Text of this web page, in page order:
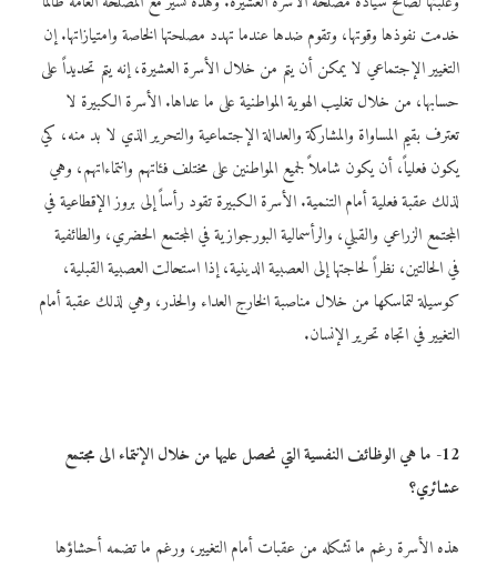
خدمت نفوذها وقوتها، وتقوم ضدها عندما تهدد مصلحتها الخاصة وامتيازاتها. إن
التغيير الإجتماعي لا يمكن أن يتم من خلال الأسرة العشيرة، إنه يتم تحديداً على
حسابها، من خلال تغليب الهوية المواطنية على ما عداها. الأسرة الكبيرة لا
تعترف بقيم المساواة والمشاركة والعدالة الإجتماعية والتحرير الذي لا بد منه، كي
يكون فعلياً، أن يكون شاملاً لجميع المواطنين على مختلف فئاتهم وانتماءاتهم، وهي
لذلك عقبة فعلية أمام التنمية. الأسرة الكبيرة تقود رأساً إلى بروز الإقطاعية في
المجتمع الزراعي والقبلي، والرأسمالية البورجوازية في المجتمع الحضري، والطائفية
في الحالتين، نظراً لحاجتها إلى العصبية الدينية، إذا استحالت العصبية القبلية،
كوسيلة لتماسكها من خلال مناصبة الخارج العداء والحذر، وهي لذلك عقبة أمام
التغيير في اتجاه تحرير الإنسان.
12- ما هي الوظائف
النفسية التي نحصل عليها من خلال الإنتماء الى مجتمع
عشائري؟
هذه الأسرة رغم ما تشكله من عقبات أمام التغيير، ورغم ما تضمه أحشاؤها